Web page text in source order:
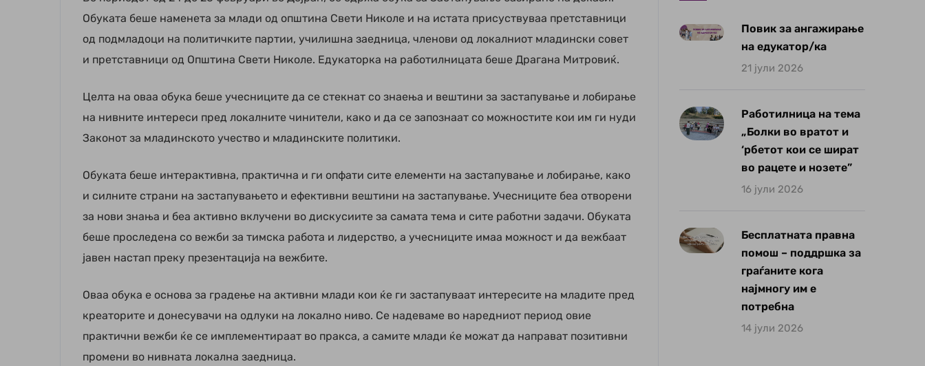
Обуката беше наменета за млади од општина Свети Николе и на истата присуствуваа претставници
од подмладоци на политичките партии, училишна заедница, членови од локалниот младински совет
и претставници од Општина Свети Николе. Едукаторка на работилницата беше Драгана Митровиќ.
Целта на оваа обука беше учесниците да се стекнат со знаења и вештини за застапување и лобирање
на нивните интереси пред локалните чинители, како и да се запознаат со можностите кои им ги нуди
Законот за младинското учество и младинските политики.
Обуката беше интерактивна, практична и ги опфати сите елементи на застапување и лобирање, како
и силните страни на застапувањето и ефективни вештини на застапување. Учесниците беа отворени
за нови знања и беа активно вклучени во дискусиите за самата тема и сите работни задачи. Обуката
беше проследена со вежби за тимска работа и лидерство, а учесниците имаа можност и да вежбаат
јавен настап преку презентација на вежбите.
Оваа обука е основа за градење на активни млади кои ќе ги застапуваат интересите на младите пред
креаторите и донесувачи на одлуки на локално ниво. Се надеваме во наредниот период овие
практични вежби ќе се имплементираат во пракса, а самите млади ќе можат да направат позитивни
промени во нивната локална заедница.
Повик за ангажирање
на едукатор/ка
21 јули 2026
Работилница на тема
„Болки во вратот и
‘рбетот кои се шират
во рацете и нозете”
16 јули 2026
Бесплатната правна
помош – поддршка за
граѓаните кога
најмногу им е
потребна
14 јули 2026